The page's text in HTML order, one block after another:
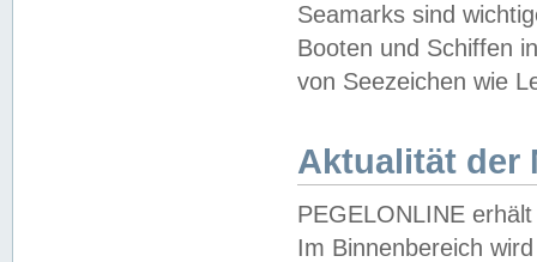
Seamarks sind
Booten und Schiffen
von Seezeichen wie
Aktualität der
PEGELONLINE
Im Binnenbereich